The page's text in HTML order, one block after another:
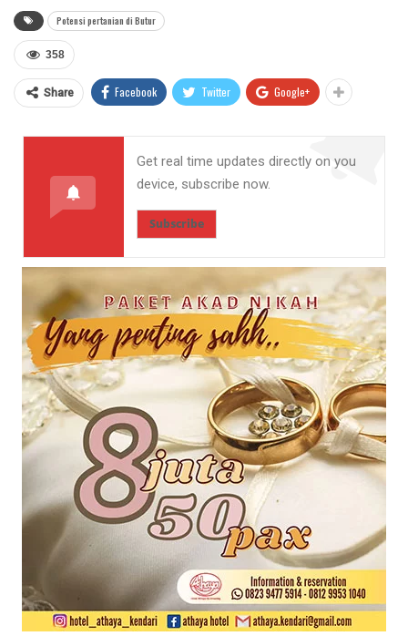
Potensi pertanian di Butur
358
Share Facebook Twitter Google+
Get real time updates directly on you
device, subscribe now.
Subscribe